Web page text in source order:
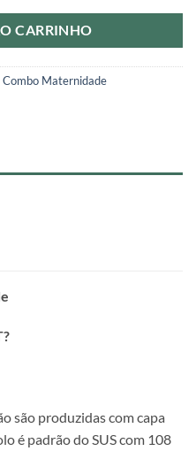
CARRINHO
Combo Maternidade
são produzidas com capa
é padrão do SUS com 108